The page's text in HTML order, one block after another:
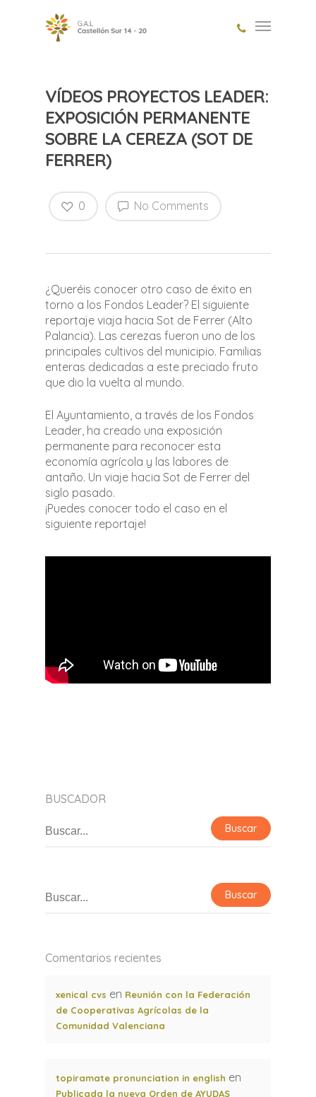
VÍDEOS PROYECTOS LEADER:
EXPOSICIÓN PERMANENTE
SOBRE LA CEREZA (SOT DE
FERRER)
No Comments
0
¿Queréis conocer otro caso de éxito en
torno a los Fondos Leader? El siguiente
reportaje viaja hacia Sot de Ferrer (Alto
Palancia). Las cerezas fueron uno de los
principales cultivos del municipio. Familias
enteras dedicadas a este preciado fruto
que dio la vuelta al mundo.
El Ayuntamiento, a través de los Fondos
Leader, ha creado una exposición
permanente para reconocer esta
economía agrícola y las labores de
antaño. Un viaje hacia Sot de Ferrer del
siglo pasado.
¡Puedes conocer todo el caso en el
siguiente reportaje!
BUSCADOR
Comentarios recientes
xenical cvs en Reunión con la Federación
de Cooperativas Agrícolas de la
Comunidad Valenciana
topiramate pronunciation in english en
Publicada la nueva Orden de AYUDAS